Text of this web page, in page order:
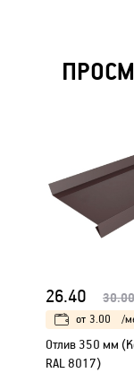
26.40 30.00
от 3.00 /
Отлив 350 мм
RAL 8017)